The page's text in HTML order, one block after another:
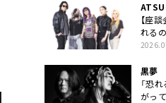
【座
れる
黒夢
「恐
がっ